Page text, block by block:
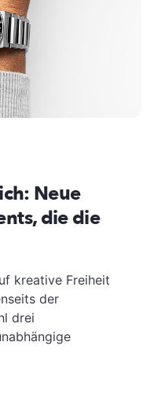
Neue
die die
kreative Freiheit
der
drei